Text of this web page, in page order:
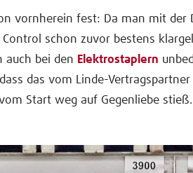
vornherein fest: Da man mit der
Control schon zuvor bestens
auch bei den Elektrostaplern
das vom Linde-
Start weg auf Gegenliebe stieß.